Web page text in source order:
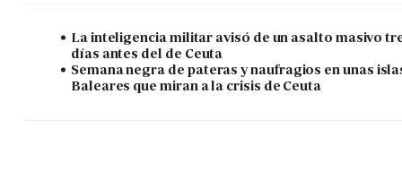
La inteligencia militar avisó de un asalto masivo
días antes del de Ceuta
Semana negra de pateras y naufragios en unas
Baleares que miran a la crisis de Ceuta